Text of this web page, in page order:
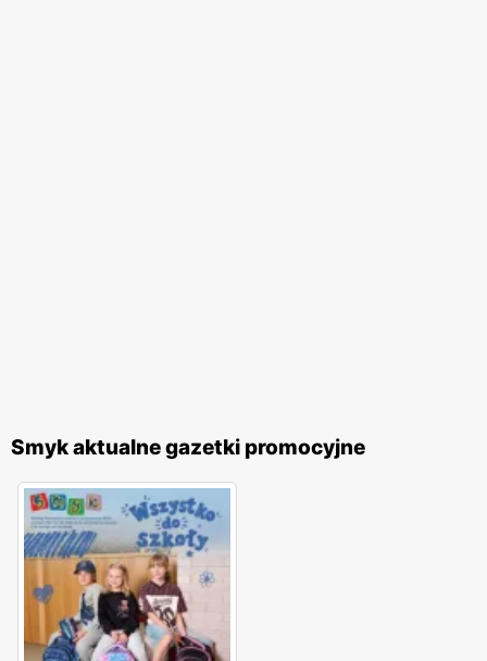
Smyk aktualne gazetki promocyjne